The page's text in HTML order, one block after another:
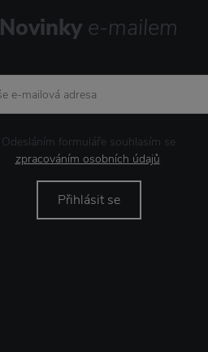
Novinky e-mailem
Odesláním formuláře souhlasím se
zpracováním osobních údajů.
Přihlásit se